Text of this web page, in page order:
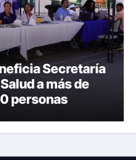
Secretaría
a más de
personas
la Feria de la
en la Plaza de